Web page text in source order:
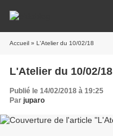
Accueil » L'Atelier du 10/02/18
L'Atelier du 10/02/18
Publié le 14/02/2018 à 19:25
Par juparo